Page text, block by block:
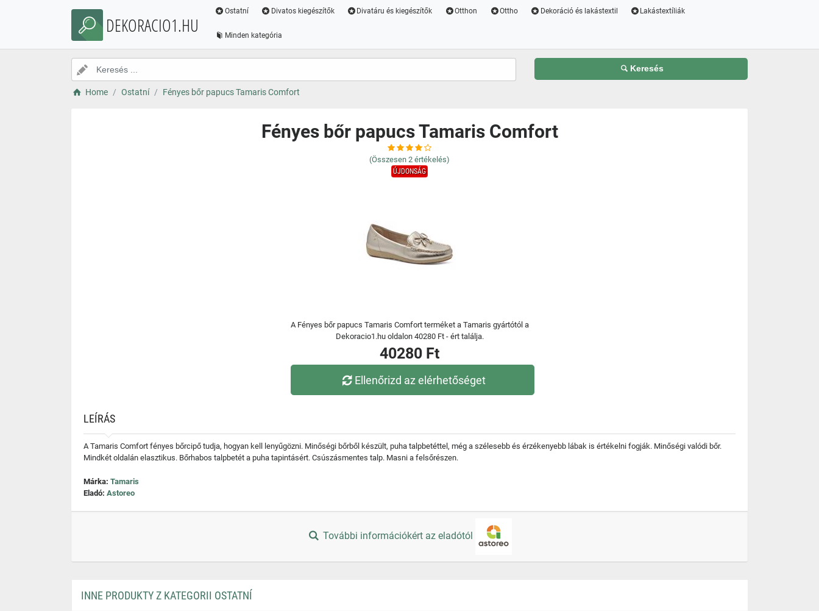
DEKORACIO1.HU
Ostatní Divatos kiegészítők Divatáru és kiegészítők Otthon Ottho Dekoráció és lakástextil Lakástextíliák
Minden kategória
Keresés
Home Ostatní Fényes bőr papucs Tamaris Comfort
Fényes bőr papucs Tamaris Comfort
(Összesen 2 értékelés)
ÚJDONSÁG
A Fényes bőr papucs Tamaris Comfort terméket a Tamaris gyártótól a
Dekoracio1.hu oldalon 40280 Ft - ért találja.
40280 Ft
Ellenőrizd az elérhetőséget
LEÍRÁS
A Tamaris Comfort fényes bőrcipő tudja, hogyan kell lenyűgözni. Minőségi bőrből készült, puha talpbetéttel, még a szélesebb és érzékenyebb lábak is értékelni fogják. Minőségi valódi bőr.
Mindkét oldalán elasztikus. Bőrhabos talpbetét a puha tapintásért. Csúszásmentes talp. Masni a felsőrészen.
Márka: Tamaris
Eladó: Astoreo
További információkért az eladótól
INNE PRODUKTY Z KATEGORII OSTATNÍ